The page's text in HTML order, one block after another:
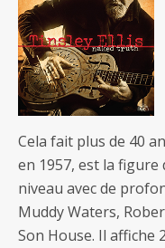
Cela fait plus de 40
en 1957, est la figure
niveau avec de
Muddy Waters,
Son House. Il affiche